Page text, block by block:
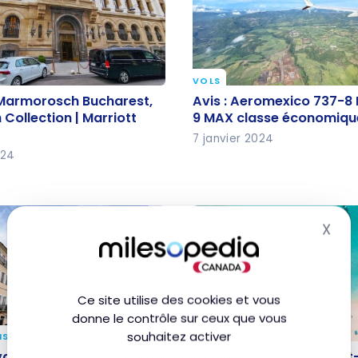
Ce site utilise des cookies et vous
donne le contrôle sur ceux que vous
souhaitez activer
X
Bucharest,
| Marriott
Bucharest,
| Marriott
Avis : Aeromexico 737-
737-9 MAX classe
VOLS
Avis : Aeromexico 737-8
9 MAX classe
7 janvier 2024
de Bahia, la terre
Guide de voyage à
DESTINATIONS